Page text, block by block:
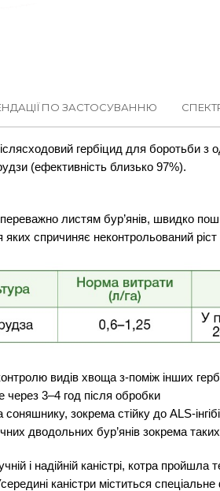
ПО ЗАСТОСУВАННЮ
гербіцид для боротьби з
(ефективність близько 97%).
листям бур’янів, швидко
спричиняє неконтрольований
видів хвоща з-поміж інших
3–4 год після обробки
зокрема стійку до ALS-
дводольних бур’янів зокрема
і надійній каністрі, котра
каністри міститься